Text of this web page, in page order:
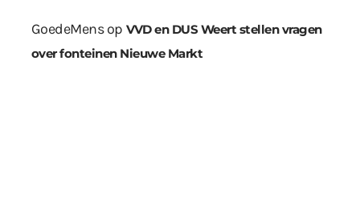
GoedeMensop VVD en DUS Weert stellen vragen
over fonteinen Nieuwe Markt